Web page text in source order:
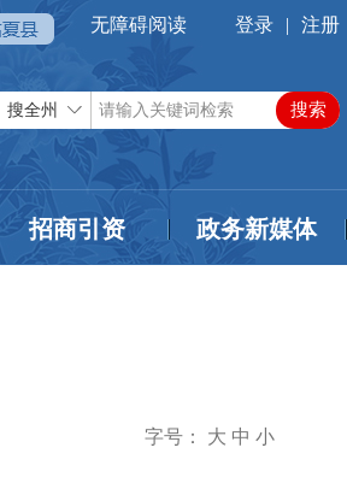
无障碍阅读 登录 | 注册
搜全州
招商引资 政务新媒体
字号： 大 中 小